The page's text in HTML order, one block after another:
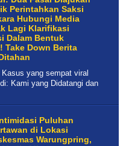
Perintahkan Saksi
Hubungi Media
Lagi Klarifikasi
Dalam Bentuk
Take Down Berita
yang sempat viral
Kami yang Didatangi dan
Puluhan
di Lokasi
Warungpring,